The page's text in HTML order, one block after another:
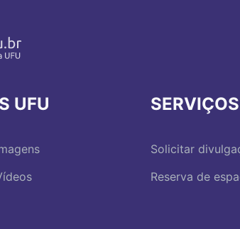
UFU SERVIÇOS
Solicitar
Reserva de